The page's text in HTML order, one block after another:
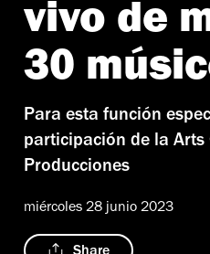
vivo de
30
Para esta función
participación de la Arts
Producciones
miércoles 28 junio 2023